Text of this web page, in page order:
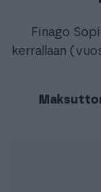
Finago
kerrallaan